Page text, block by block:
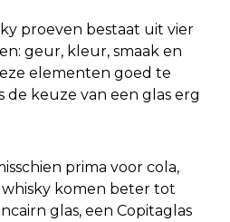
proeven bestaat uit vier
geur, kleur, smaak en
elementen goed te
de keuze van een glas erg
prima voor cola,
whisky komen beter tot
glas, een Copitaglas